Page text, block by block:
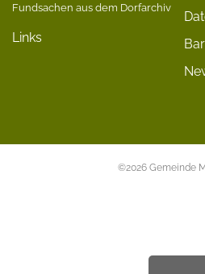
Fundsachen aus dem Dorfarchiv
Links
©2026 Gemeinde